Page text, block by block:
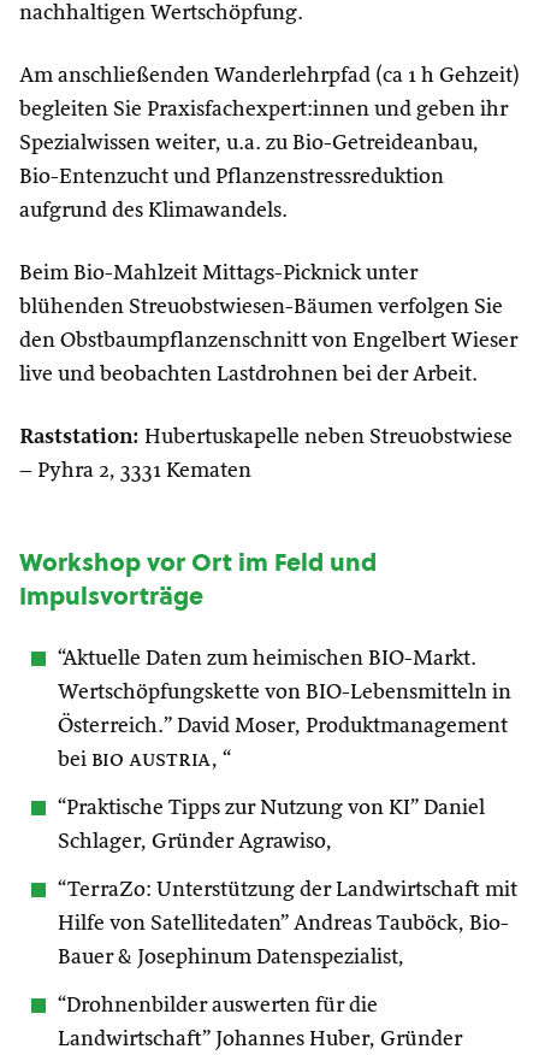
nachhaltigen Wertschöpfung.
Am anschließenden Wanderlehrpfad (ca 1 h Gehzeit)
begleiten Sie Praxisfachexpert:innen und geben ihr
Spezialwissen weiter, u.a. zu Bio-Getreideanbau,
Bio-Entenzucht und Pflanzenstressreduktion
aufgrund des Klimawandels.
Beim Bio-Mahlzeit Mittags-Picknick unter
blühenden Streuobstwiesen-Bäumen verfolgen Sie
den Obstbaumpflanzenschnitt von Engelbert Wieser
live und beobachten Lastdrohnen bei der Arbeit.
Raststation: Hubertuskapelle neben Streuobstwiese
– Pyhra 2, 3331 Kematen
Workshop vor Ort im Feld und
Impulsvorträge
“Aktuelle Daten zum heimischen BIO-Markt.
Wertschöpfungskette von BIO-Lebensmitteln in
Österreich.” David Moser, Produktmanagement
bei bio austria, “
“Praktische Tipps zur Nutzung von KI” Daniel
Schlager, Gründer Agrawiso,
“TerraZo: Unterstützung der Landwirtschaft mit
Hilfe von Satellitedaten” Andreas Tauböck, Bio-
Bauer & Josephinum Datenspezialist,
“Drohnenbilder auswerten für die
Landwirtschaft” Johannes Huber, Gründer